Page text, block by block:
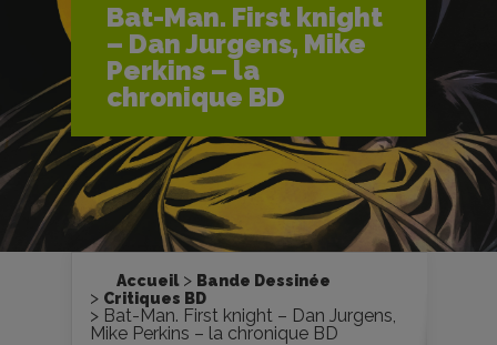
Bat-Man. First knight
– Dan Jurgens, Mike
Perkins – la
chronique BD
Accueil
Bande Dessinée
Critiques BD
Bat-Man. First knight – Dan Jurgens,
Mike Perkins – la chronique BD